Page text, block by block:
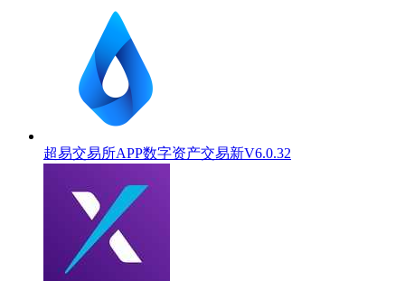
超易交易所APP数字资产交易新V6.0.32